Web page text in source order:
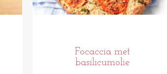
Focaccia met
basilicumolie